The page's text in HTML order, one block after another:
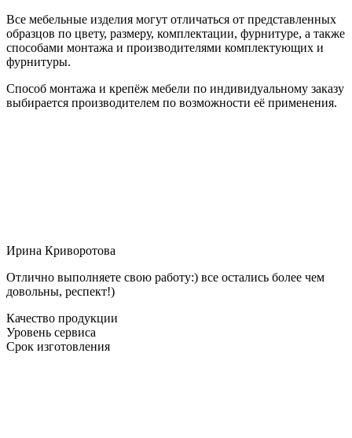
Все мебельные изделия могут отличаться от представленных
образцов по цвету, размеру, комплектации, фурнитуре, а также
способами монтажа и производителями комплектующих и
фурнитуры.
Способ монтажа и крепёж мебели по индивидуальному заказу
выбирается производителем по возможности её применения.
Ирина Криворотова
Отлично выполняете свою работу:) все остались более чем
довольны, респект!)
Качество продукции
Уровень сервиса
Срок изготовления